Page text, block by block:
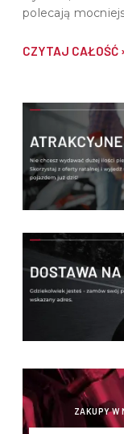
polecają
cross na start
CZYTAJ CAŁOŚĆ
ZAKUPY W